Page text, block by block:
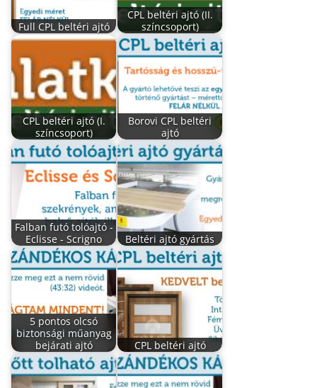
Full CPL beltéri ajtó
CPL beltéri ajtó (II.
színcsoport)
CPL beltéri ajtó (I.
színcsoport)
Borovi CPL beltéri
ajtó
Falban futó tolóajtó -
Eclisse - Scrigno
Beltéri ajtó gyártás
5 pontos olcsó
biztonsági műanyag
bejárati ajtó
CPL beltéri ajtó